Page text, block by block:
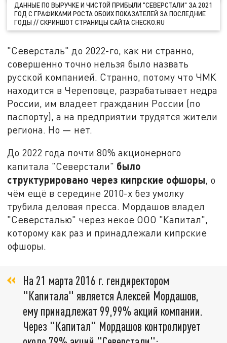
ДАННЫЕ ПО ВЫРУЧКЕ И ЧИСТОЙ ПРИБЫЛИ "СЕВЕРСТАЛИ" ЗА 2021
ГОД С ГРАФИКАМИ РОСТА ОБОИХ ПОКАЗАТЕЛЕЙ ЗА ПОСЛЕДНИЕ
ГОДЫ // СКРИНШОТ СТРАНИЦЫ САЙТА CHECKO.RU
"Северсталь" до 2022-го, как ни странно,
совершенно точно нельзя было назвать
русской компанией. Странно, потому что ЧМК
находится в Череповце, разрабатывает недра
России, им владеет гражданин России (по
паспорту), а на предприятии трудятся жители
региона. Но — нет.
До 2022 года почти 80% акционерного
капитала "Северстали" было
структурировано через кипрские офшоры, о
чём ещё в середине 2010-х без умолку
трубила деловая пресса. Мордашов владел
"Северсталью" через некое ООО "Капитал",
которому как раз и принадлежали кипрские
офшоры.
На 21 марта 2016 г. гендиректором
"Капитала" является Алексей Мордашов,
ему принадлежат 99,99% акций компании.
Через "Капитал" Мордашов контролирует